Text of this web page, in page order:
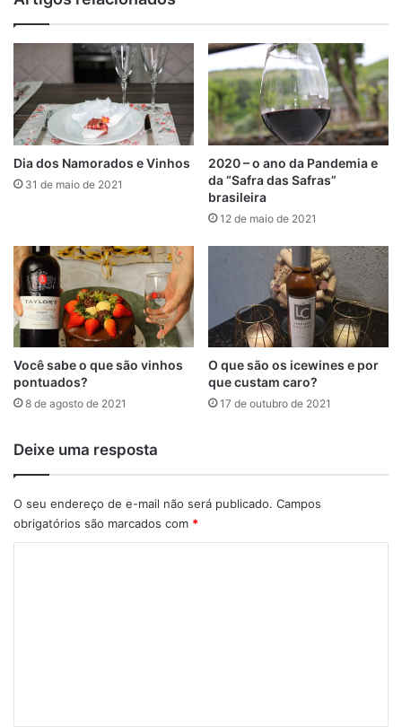
Dia dos Namorados e Vinhos
31 de maio de 2021
2020 – o ano da Pandemia e
da “Safra das Safras”
brasileira
12 de maio de 2021
Você sabe o que são vinhos
pontuados?
8 de agosto de 2021
O que são os icewines e por
que custam caro?
17 de outubro de 2021
Deixe uma resposta
O seu endereço de e-mail não será publicado. Campos
obrigatórios são marcados com *